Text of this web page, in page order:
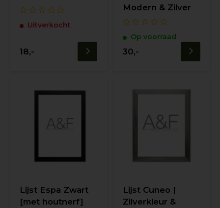
Uitverkocht
18,-
Modern & Zilver
Op voorraad
30,-
Lijst Espa Zwart
[met houtnerf]
Lijst Cuneo |
Zilverkleur &